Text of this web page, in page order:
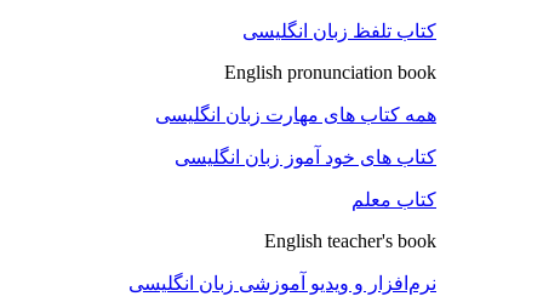
کتاب تلفظ زبان انگلیسی
English pronunciation book
همه کتاب های مهارت زبان انگلیسی
کتاب های خود آموز زبان انگلیسی
کتاب معلم
English teacher's book
نرم‌افزار و ویدیو آموزشی زبان انگلیسی